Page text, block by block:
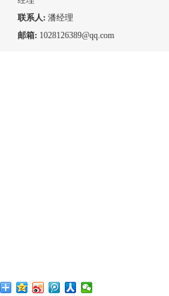
联系人: 潘经理
邮箱: 1028126389@qq.com